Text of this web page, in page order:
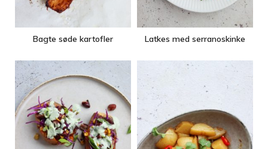
Bagte søde kartofler Latkes med serranoskinke